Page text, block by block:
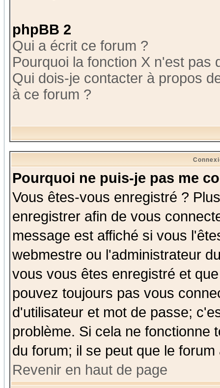
phpBB 2
Qui a écrit ce forum ?
Pourquoi la fonction X n'est pas
Qui dois-je contacter à propos
à ce forum ?
Pourquoi ne puis-je pas me
Vous êtes-vous enregistré ?
enregistrer afin de vous
message est affiché si vous
webmestre ou l'administrateur
vous vous êtes enregistré et
pouvez toujours pas vous
d'utilisateur et mot de passe;
problème. Si cela ne fonctionne
du forum; il se peut que le
Revenir en haut de page